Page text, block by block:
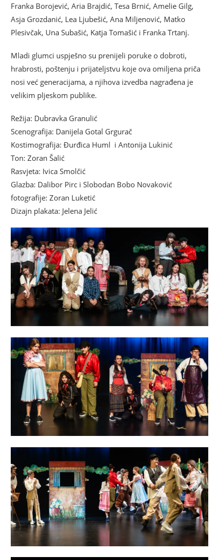
Franka Borojević, Aria Brajdić, Tesa Brnić, Amelie Gilg,
Asja Grozdanić, Lea Ljubešić, Ana Miljenović, Matko
Plesivčak, Una Subašić, Katja Tomašić i Franka Trtanj.
Mladi glumci uspješno su prenijeli poruke o dobroti,
hrabrosti, poštenju i prijateljstvu koje ova omiljena priča
nosi već generacijama, a njihova izvedba nagrađena je
velikim pljeskom publike.
Režija: Dubravka Granulić
Scenografija: Danijela Gotal Grgurač
Kostimografija: Đurđica Huml i Antonija Lukinić
Ton: Zoran Šalić
Rasvjeta: Ivica Smolčić
Glazba: Dalibor Pirc i Slobodan Bobo Novaković
fotografije: Zoran Luketić
Dizajn plakata: Jelena Jelić